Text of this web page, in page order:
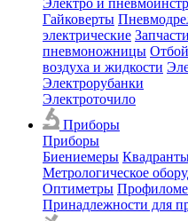
Электро и
Гайковерты
электрические
пневмоножницы
воздуха и жидкости
Электрорубанки
Электроточило
Приборы
Приборы
Биениемеры
Метрологическое
Оптиметры
Принадлежности для